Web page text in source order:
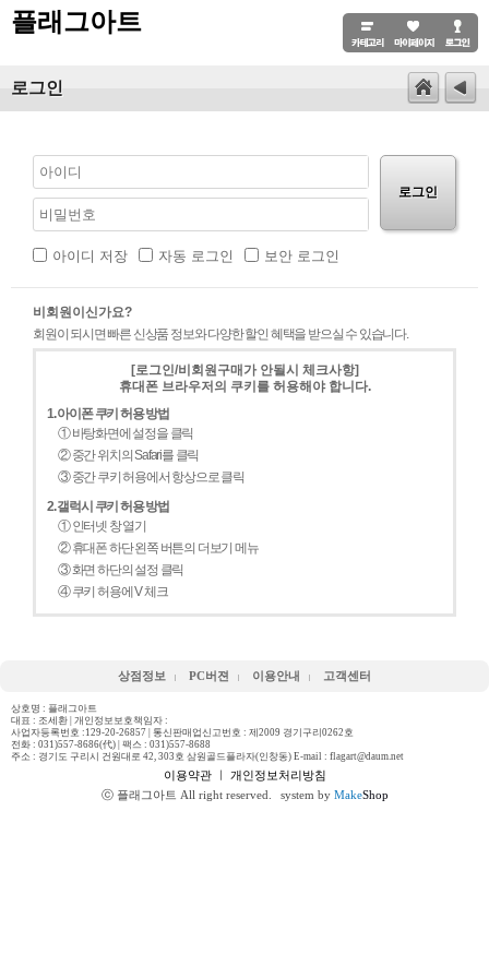
플래그아트
로그인
로그인
아이디 저장 자동 로그인 보안 로그인
비회원이신가요?
회원이 되시면 빠른 신상품 정보와 다양한 할인 혜택을 받으실 수 있습니다.
[로그인/비회원구매가 안될시 체크사항]
휴대폰 브라우저의 쿠키를 허용해야 합니다.
1. 아이폰 쿠키 허용 방법
① 바탕화면에 설정을 클릭
② 중간 위치의 Safari를 클릭
③ 중간 쿠키 허용에서 항상으로 클릭
2. 갤럭시 쿠키 허용 방법
① 인터넷 창 열기
② 휴대폰 하단 왼쪽 버튼의 더보기 메뉴
③ 화면 하단의 설정 클릭
④ 쿠키 허용에 V 체크
상점정보 PC버젼 이용안내 고객센터
상호명 : 플래그아트
대표 : 조세환 | 개인정보보호책임자 :
사업자등록번호 :129-20-26857 | 통신판매업신고번호 : 제2009 경기구리0262호
전화 : 031)557-8686(代) | 팩스 : 031)557-8688
주소 : 경기도 구리시 건원대로 42, 303호 삼원골드플라자(인창동) E-mail : flagart@daum.net
이용약관ㅣ 개인정보처리방침
ⓒ 플래그아트 All right reserved.
system by MakeShop